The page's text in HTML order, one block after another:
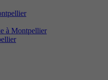
à Montpellier